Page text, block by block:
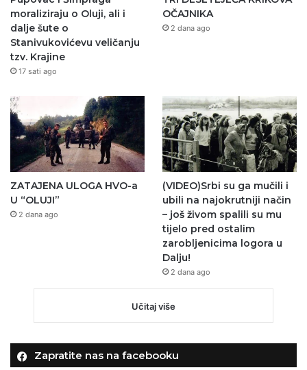
moraliziraju o Oluji, ali i
dalje šute o
Stanivukovićevu veličanju
tzv. Krajine
17 sati ago
OČAJNIKA
2 dana ago
ZATAJENA ULOGA HVO-a
U “OLUJI”
2 dana ago
(VIDEO)Srbi su ga mučili i
ubili na najokrutniji način
– još živom spalili su mu
tijelo pred ostalim
zarobljenicima logora u
Dalju!
2 dana ago
Učitaj više
Zapratite nas na facebooku